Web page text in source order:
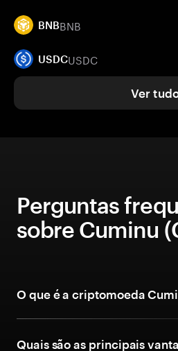
BNBBNB
USDCUSDC
Ver
Perguntas
sobre Cuminu
O que é a criptomoeda
Quais são as principais